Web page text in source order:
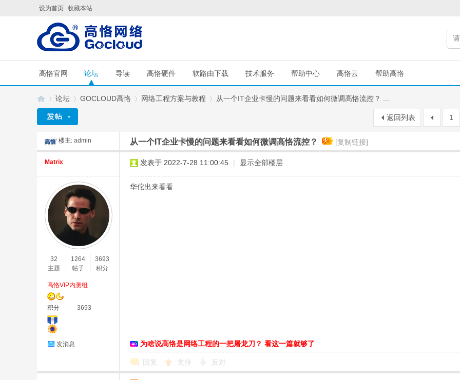
设为首页 收藏本站
高恪官网 论坛 导读 高恪硬件 软路由下载 技术服务 帮助中心 高恪云 帮助高恪
»
论坛
›
GOCLOUD高恪
›
网络工程方案与教程
›
从一个IT企业卡慢的问题来看看如何微调高恪流控？ ...
1
返回列表
楼主: admin 从一个IT企业卡慢的问题来看看如何微调高恪流控？ [复制链接]
Matrix
32
主题
1264
帖子
3693
积分
高恪VIP内测组
积分 3693
发消息
发表于 2022-7-28 11:00:45 | 显示全部楼层
华佗出来看看
为啥说高恪是网络工程的一把屠龙刀？ 看这一篇就够了
回复 支持 反对